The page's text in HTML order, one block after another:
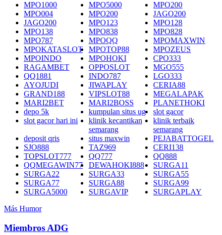
MPO1000
MPO5000
MPO200
MPO004
MPO200
JAGO200
JAGO200
MPO123
MPO128
MPO138
MPO838
MPO828
MPO787
MPOQQ
MPOMAXWIN
MPOKATASLOT
MPOTOP88
MPOZEUS
MPOINDO
MPOHOKI
CPO333
RAGAMBET
OPPOSLOT
MGO555
QQ1881
INDO787
LGO333
AYOJUDI
JIWAPLAY
CERIA88
GRAND188
VIPSLOT88
MEGALAPAK
MARI2BET
MARI2BOSS
PLANETHOKI
depo 5k
kumpulan situs ug
slot gacor
slot gacor hari ini
klinik kecantikan
semarang
klinik terbaik
semarang
deposit qris
situs maxwin
PEJABATTOGEL
SJO888
TAZ969
CERI138
TOPSLOT777
QQ777
QQ888
QQMEGAWIN77
DEWAHOKI888
SURGA11
SURGA22
SURGA33
SURGA55
SURGA77
SURGA88
SURGA99
SURGA5000
SURGAVIP
SURGAPLAY
Más Humor
Miembros ADG